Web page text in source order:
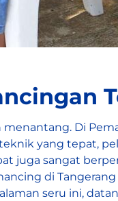
Di
yang tepat,
juga sangat
di
seru ini,